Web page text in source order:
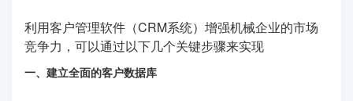
利用客户管理软件（CRM系统）增强机械企业的市场
竞争力，可以通过以下几个关键步骤来实现
一、建立全面的客户数据库